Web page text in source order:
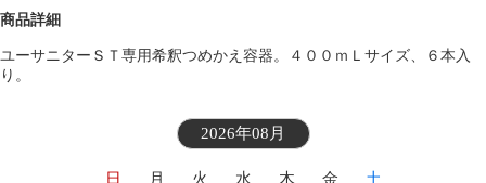
商品詳細
ユーサニターＳＴ専用希釈つめかえ容器。４００ｍＬサイズ、６本入
り。
2026年08月
日 月 火 水 木 金
土